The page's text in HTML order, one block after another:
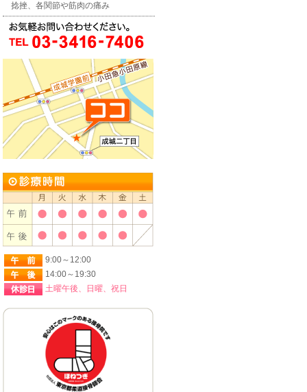
捻挫、各関節や筋肉の痛み
9:00～12:00
14:00～19:30
土曜午後、日曜、祝日